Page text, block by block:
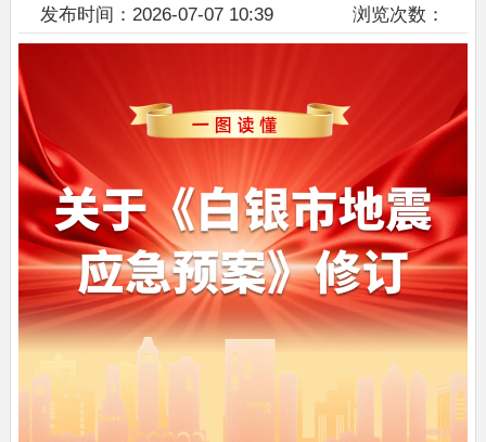
发布时间：2026-07-07 10:39
浏览次数：